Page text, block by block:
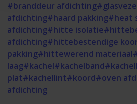
#branddeur afdichting
afdichting#haard pakking#heat
afdichting#hitte isolatie
afdichting#hittebestendige
pakking#hittewerend materiaal
laag#kachel#kachelband
plat#kachellint#koord#oven
afdichting